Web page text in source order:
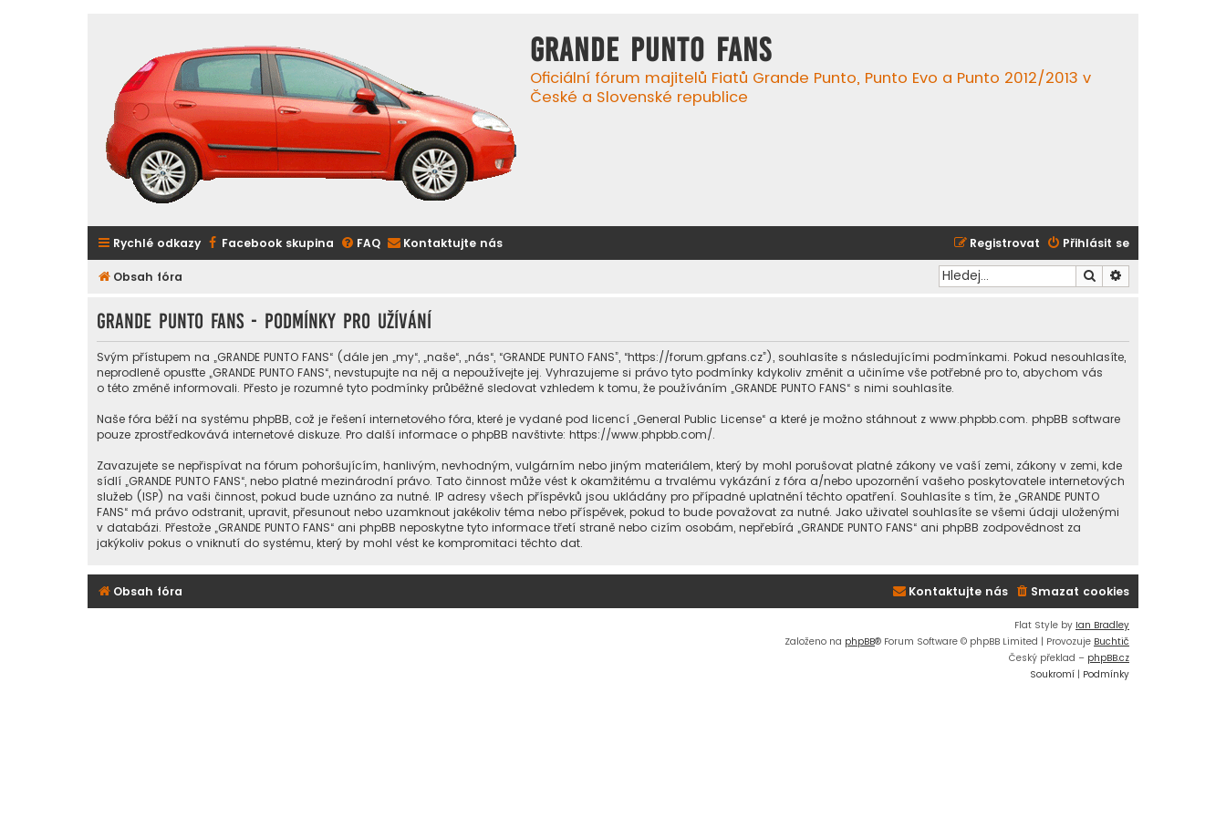
GRANDE PUNTO FANS
Oficiální fórum majitelů Fiatů Grande Punto, Punto Evo a Punto 2012/2013 v
České a Slovenské republice
Rychlé odkazy Facebook skupina FAQ Kontaktujte nás Přihlásit se
Registrovat
Obsah fóra Hledat
GRANDE PUNTO FANS - Podmínky pro užívání
Svým přístupem na „GRANDE PUNTO FANS“ (dále jen „my“, „naše“, „nás“, “GRANDE PUNTO FANS”, “https://forum.gpfans.cz”), souhlasíte s následujícími podmínkami. Pokud nesouhlasíte,
neprodleně opusťte „GRANDE PUNTO FANS“, nevstupujte na něj a nepoužívejte jej. Vyhrazujeme si právo tyto podmínky kdykoliv změnit a učiníme vše potřebné pro to, abychom vás
o této změně informovali. Přesto je rozumné tyto podmínky průběžně sledovat vzhledem k tomu, že používáním „GRANDE PUNTO FANS“ s nimi souhlasíte.
Naše fóra běží na systému phpBB, což je řešení internetového fóra, které je vydané pod licencí „General Public License“ a které je možno stáhnout z www.phpbb.com. phpBB software
pouze zprostředkovává internetové diskuze. Pro další informace o phpBB navštivte: https://www.phpbb.com/.
Zavazujete se nepřispívat na fórum pohoršujícím, hanlivým, nevhodným, vulgárním nebo jiným materiálem, který by mohl porušovat platné zákony ve vaší zemi, zákony v zemi, kde
sídlí „GRANDE PUNTO FANS“, nebo platné mezinárodní právo. Tato činnost může vést k okamžitému a trvalému vykázání z fóra a/nebo upozornění vašeho poskytovatele internetových
služeb (ISP) na vaši činnost, pokud bude uznáno za nutné. IP adresy všech příspěvků jsou ukládány pro případné uplatnění těchto opatření. Souhlasíte s tím, že „GRANDE PUNTO
FANS“ má právo odstranit, upravit, přesunout nebo uzamknout jakékoliv téma nebo příspěvek, pokud to bude považovat za nutné. Jako uživatel souhlasíte se všemi údaji uloženými
v databázi. Přestože „GRANDE PUNTO FANS“ ani phpBB neposkytne tyto informace třetí straně nebo cizím osobám, nepřebírá „GRANDE PUNTO FANS“ ani phpBB zodpovědnost za
jakýkoliv pokus o vniknutí do systému, který by mohl vést ke kompromitaci těchto dat.
Obsah fóra Smazat cookies
Kontaktujte nás
Flat Style by Ian Bradley
Založeno na phpBB® Forum Software © phpBB Limited | Provozuje Buchtič
Český překlad – phpBB.cz
Soukromí | Podmínky